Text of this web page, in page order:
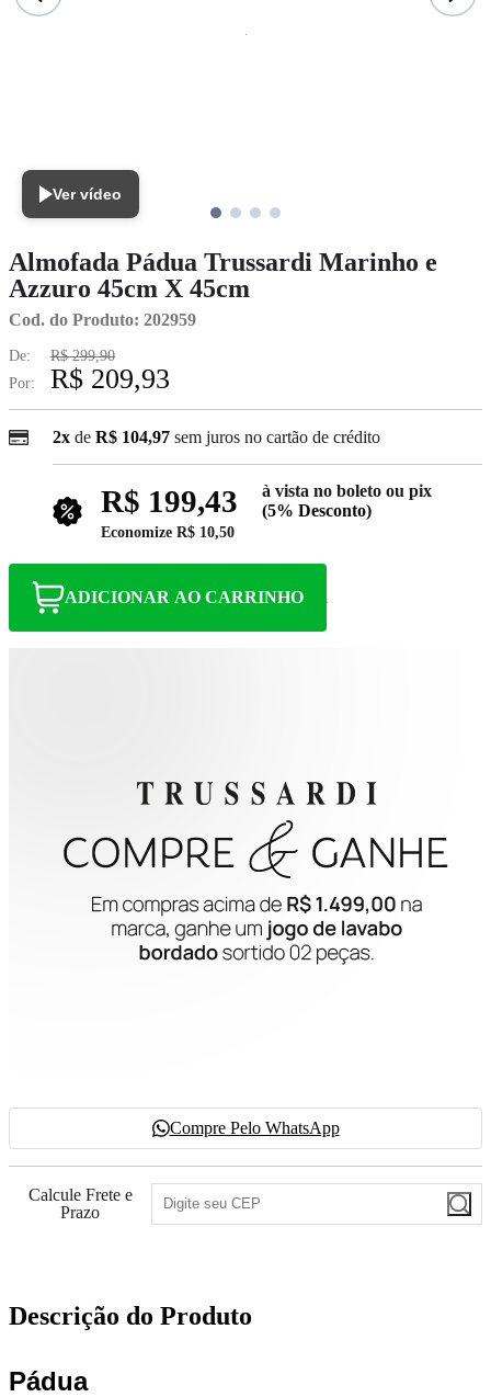
Ver vídeo
Almofada Pádua Trussardi Marinho e
Azzuro 45cm X 45cm
Cod. do Produto: 202959
De:
R$ 299,90
Por:
R$ 209,93
2x de R$ 104,97 sem juros no cartão de crédito
R$ 199,43
à vista no boleto ou pix
(5% Desconto)
Economize R$ 10,50
ADICIONAR AO CARRINHO
Compre Pelo WhatsApp
Calcule Frete e
Prazo
Descrição do Produto
Pádua